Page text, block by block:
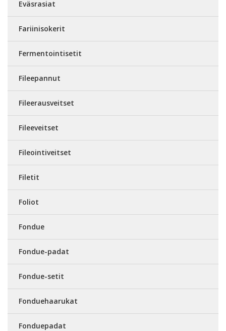
Eväsrasiat
Fariinisokerit
Fermentointisetit
Fileepannut
Fileerausveitset
Fileeveitset
Fileointiveitset
Filetit
Foliot
Fondue
Fondue-padat
Fondue-setit
Fonduehaarukat
Fonduepadat